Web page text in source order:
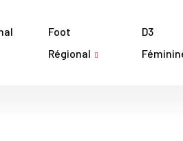
Foot
Régional
D3